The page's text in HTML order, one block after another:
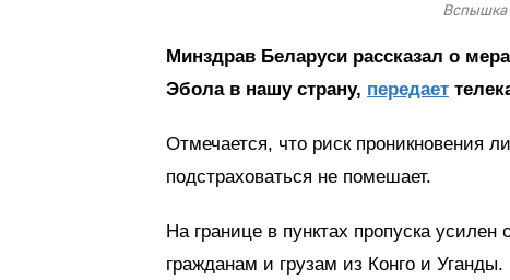
Вспышка
Минздрав Беларуси рассказал о
Эбола в нашу страну, передает
Отмечается, что риск проникновения
подстраховаться не помешает.
На границе в пунктах пропуска
гражданам и грузам из Конго и Уганды.